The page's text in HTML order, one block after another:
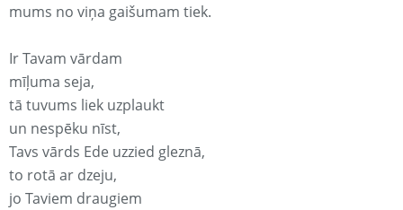
mums no viņa gaišumam tiek.
Ir Tavam vārdam
mīļuma seja,
tā tuvums liek uzplaukt
un nespēku nīst,
Tavs vārds Ede uzzied gleznā,
to rotā ar dzeju,
jo Taviem draugiem